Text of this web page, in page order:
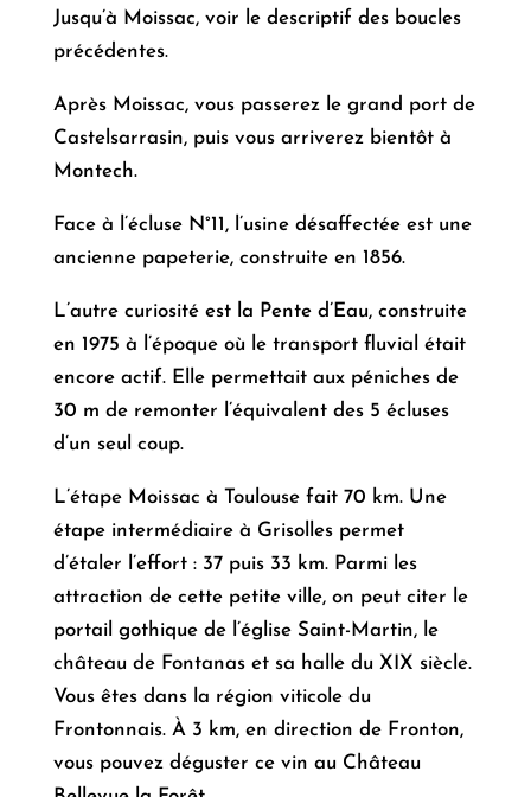
Jusqu’à Moissac, voir le descriptif des boucles
précédentes.
Après Moissac, vous passerez le grand port de
Castelsarrasin, puis vous arriverez bientôt à
Montech.
Face à l’écluse N°11, l’usine désaffectée est une
ancienne papeterie, construite en 1856.
L’autre curiosité est la Pente d’Eau, construite
en 1975 à l’époque où le transport fluvial était
encore actif. Elle permettait aux péniches de
30 m de remonter l’équivalent des 5 écluses
d’un seul coup.
L’étape Moissac à Toulouse fait 70 km. Une
étape intermédiaire à Grisolles permet
d’étaler l’effort : 37 puis 33 km. Parmi les
attraction de cette petite ville, on peut citer le
portail gothique de l’église Saint-Martin, le
château de Fontanas et sa halle du XIX siècle.
Vous êtes dans la région viticole du
Frontonnais. À 3 km, en direction de Fronton,
vous pouvez déguster ce vin au Château